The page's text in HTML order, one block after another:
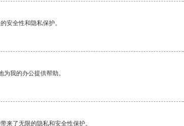
安全性和隐私保护。
我的办公提供帮助。
来了无限的隐私和安全性保护。